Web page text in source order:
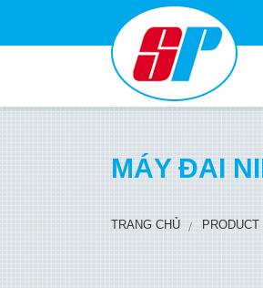
MÁY ĐAI
TRANG CHỦ PRODUCT